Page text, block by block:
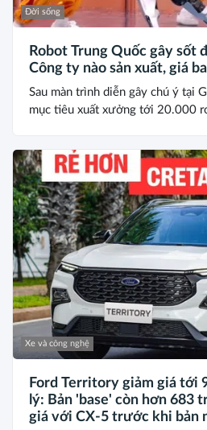
Đời sống
Robot Trung Quốc gây sốt
Công ty nào sản xuất, giá
Sau màn trình diễn gây chú ý tại
mục tiêu xuất xưởng tới 20.000
Xe và công nghệ
Ford Territory giảm giá tới
lý: Bản 'base' còn hơn 683
giá với CX-5 trước khi bản